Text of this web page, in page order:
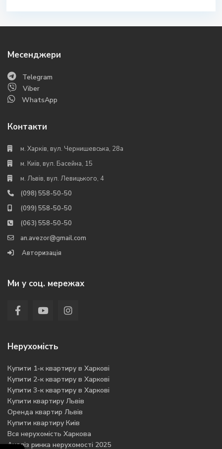
Месенджери
Telegram
Viber
WhatsApp
Контакти
м. Харків, вул. Чернишевська, 28а
м. Київ, вул. Басейна, 15
м. Львів, вул. Левицького, 4
(098) 558-50-50
(099) 558-50-50
(063) 558-50-50
an.avezor@gmail.com
Авторизація
Ми у соц. мережах
Нерухомість
Купити 1-к квартиру в Харкові
Купити 2-к квартиру в Харкові
Купити 3-к квартиру в Харкові
Купити квартиру Львів
Оренда квартир Львів
Купити квартиру Киів
Вся нерухомість Харкова
Аналіз ринка нерухомості 2025